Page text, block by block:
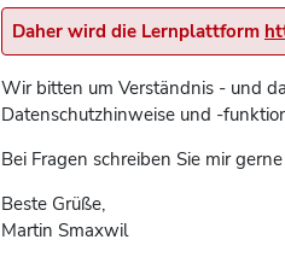
Daher wird die Lernplattform
Wir bitten um Verständnis - und
Datenschutzhinweise und -
Bei Fragen schreiben Sie mir
Beste Grüße,
Martin Smaxwil